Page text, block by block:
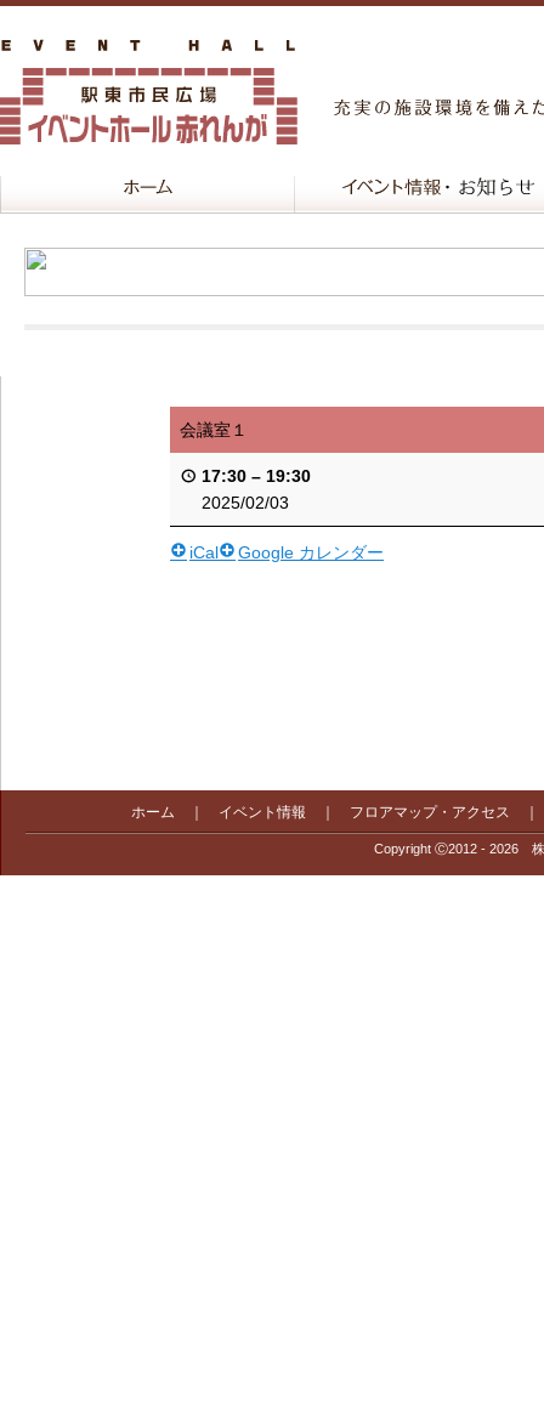
会議室１
17:30 – 19:30
2025/02/03
iCal Google カレンダー
ホーム イベント情報 フロアマップ・アクセス
Copyright Ⓒ2012 - 2026 株